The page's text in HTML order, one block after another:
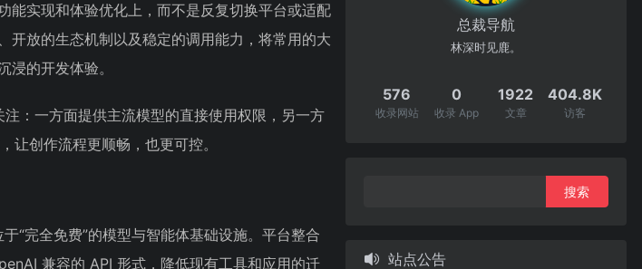
能实现和体验优化上，而不是反复切换平台或适配
开放的生态机制以及稳定的调用能力，将常用的大
的开发体验。
：一方面提供主流模型的直接使用权限，另一方
让创作流程更顺畅，也更可控。
“完全免费”的模型与智能体基础设施。平台整合
兼容的 API 形式，降低现有工具和应用的迁
总裁导航
林深时见鹿。
576
收录网站
0
收录 App
1922
文章
404.8K
访客
站点公告